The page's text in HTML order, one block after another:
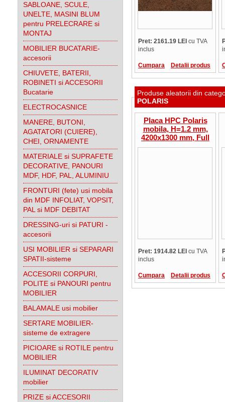
SABLOANE, SCULE,
UNELTE, MASINI BLUM
pentru PRELECRARE si
MONTAJ
MOBILIER BUCATARIE-
accesorii
CHIUVETE, BATERII,
ROBINETI si ACCESORII
Bucatarie
ELECTROCASNICE
MANERE, BUTONI,
AGATATORI (CUIERE),
CHEI, ORNAMENTE
MATERIALE si SUPRAFETE
DECORATIVE, PANOURI
MDF, HDF, PAL, ALUMINIU
FRONTURI (fete) usi mobila
din MDF INFOLIAT, VOPSIT,
PAL si MDF DEBITAT
DRESSING-uri si PATURI -
accesorii
USI MOBILIER si SEPARARI
SPATII-sisteme
ACCESORII CORPURI,
POLITE si PANOURI pentru
MOBILIER
BALAMALE usi mobilier
SERTARE MOBILIER-
sisteme de extragere
PICIOARE si ROTILE pentru
MOBILIER
ILUMINAT DECORATIV
mobilier
PRIZE si ACCESORII
Pret: 2161.19 LEI cu TVA
inclus
Cumpara Detalii produs
Produse aleatorii din
POLARIS
Placa HPC Polaris
mobila, H=1.2 mm,
4200x1300 mm, Full
Color, antiamprenta,
Pret: 1914.82 LEI cu TVA
inclus
Cumpara Detalii produs